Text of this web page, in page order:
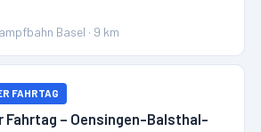
Basel · 9 km
FAHRTAG
Fahrtag – Oensingen-Balsthal-